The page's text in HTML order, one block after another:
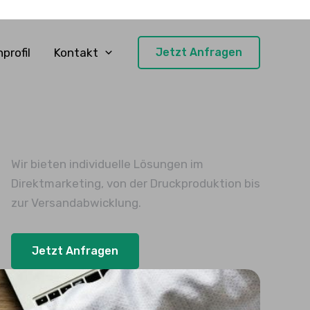
Kontakt Jetzt Anfragen
Wir bieten individuelle Lösungen im
Direktmarketing, von der Druckproduktion bis
zur Versandabwicklung.
Jetzt Anfragen